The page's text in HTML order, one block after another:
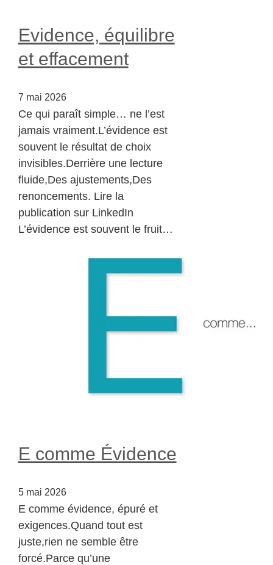
Evidence, équilibre
et effacement
7 mai 2026
Ce qui paraît simple… ne l’est
jamais vraiment.L’évidence est
souvent le résultat de choix
invisibles.Derrière une lecture
fluide,Des ajustements,Des
renoncements. Lire la
publication sur LinkedIn
L’évidence est souvent le fruit…
E comme Évidence
5 mai 2026
E comme évidence, épuré et
exigences.Quand tout est
juste,rien ne semble être
forcé.Parce qu’une